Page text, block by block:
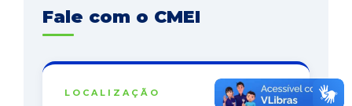
Fale com o CMEI
LOCALIZAÇÃO